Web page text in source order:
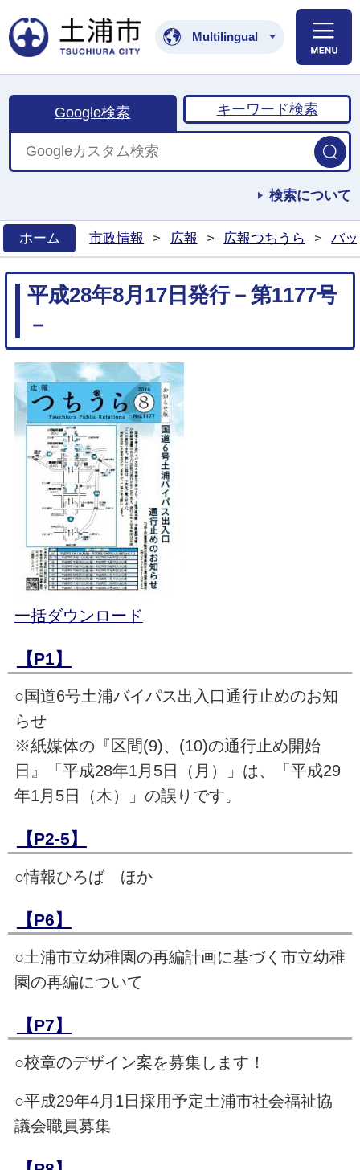
土浦市公式ホームペ
Multilingual
Google検索 キーワード検索
検索について
ホーム
市政情報 > 広報 > 広報つちうら > バ
平成28年8月17日発行－第1177号
－
一括ダウンロード
【P1】
○国道6号土浦バイパス出入口通行止めのお知
らせ
※紙媒体の『区間(9)、(10)の通行止め開始
日』「平成28年1月5日（月）」は、「平成29
年1月5日（木）」の誤りです。
【P2-5】
○情報ひろば ほか
【P6】
○土浦市立幼稚園の再編計画に基づく市立幼稚
園の再編について
【P7】
○校章のデザイン案を募集します！
○平成29年4月1日採用予定土浦市社会福祉協
議会職員募集